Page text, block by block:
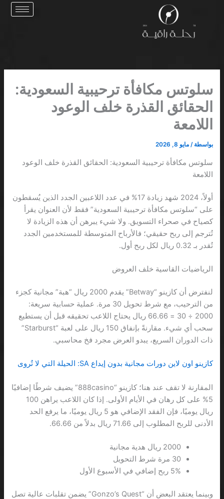
سلوتس مكافأة ترحيبية السعودية:
الحقائق القذرة خلف الوعود
اللامعة
بواسطة /مايو 8, 2026
سلوتس مكافأة ترحيبية السعودية: الحقائق القذرة خلف الوعود
اللامعة
أولاً، 2024 شهد زيادة 17% في عدد اللاعبين الجدد الذين يُسقطون
على “سلوتس مكافأة ترحيبية السعودية” فقط لأن العنوان يقرأ
كصياح في صحراء التسويق. ولا شيء يبرهن أن هذه الزيادة لا
تُترجم إلى ربح حقيقي؛ فالأرباح المتوسطة للمستخدمين الجدد
تُقدر بـ 0.32 ريال لكل ربح أول.
الرياضيات القاسية خلف العروض
لنفترض أن كازينو “Betway” يقدم 2000 ريال “هبة” مجانية كجزء
من الترحيب، مع شرط تحويل 30 مرة. عملية حسابية سريعة:
2000 ÷ 30 = 66.66 ريال يحتاج اللاعب تحقيقه قبل أن يستطيع
سحب أي شيء. مقارنةً بإنفاق 150 ريال على لعبة “Starburst”
ذات الدوران السريع، يبدو العرض مجرد فخ محاسبي.
كازينو اون لاين دورات مجانية بدون إيداع SA: الحيلة التي لا تُروى
المقارنة لا تقف عند هنا؛ كازينو “888casino” يضيف شرطًا إضافيًا
5% على كل رهان في الأيام الأولى. إذا كان اللاعب يراهن 100
ريال يوميًا، فإن الفقد الإضافي هو 5 ريال يوميًا، ما يرفع الحد
الأدنى للربح المطلوب إلى 71.66 ريال بدلاً من 66.66.
2000 ريال هدية مجانية
30 مرة شرط التحويل
5% ربح إضافي في الأسبوع الأول
وبينما يعتقد البعض أن “Gonzo’s Quest” يضمن تقلبات عالية تصل